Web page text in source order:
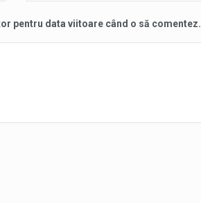
pentru data viitoare când o să comentez.